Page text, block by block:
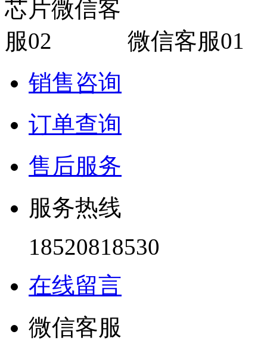
微信客服01
销售咨询
订单查询
售后服务
服务热线
18520818530
在线留言
微信客服